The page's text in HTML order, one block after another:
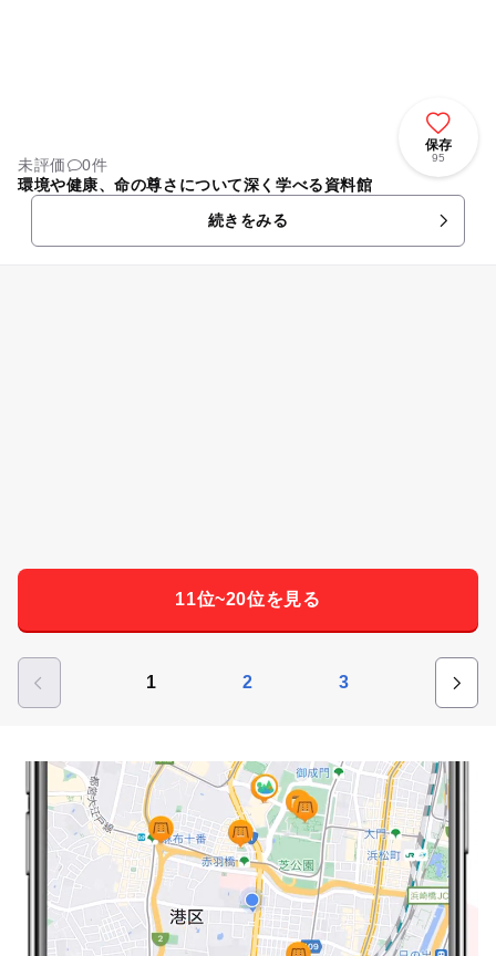
保存
95
未評価
0件
環境や健康、命の尊さについて深く学べる資料館
続きをみる
11位~20位を見る
1 2 3